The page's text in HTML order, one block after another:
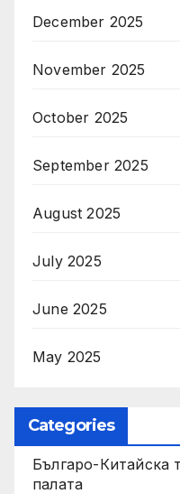
December 2025
November 2025
October 2025
September 2025
August 2025
July 2025
June 2025
May 2025
Categories
Българо-Китайска
палата